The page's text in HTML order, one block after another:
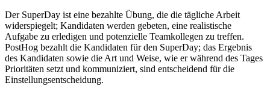
Der SuperDay ist eine bezahlte Übung, die die tägliche Arbeit
widerspiegelt; Kandidaten werden gebeten, eine realistische
Aufgabe zu erledigen und potenzielle Teamkollegen zu treffen.
PostHog bezahlt die Kandidaten für den SuperDay; das Ergebnis
des Kandidaten sowie die Art und Weise, wie er während des Tages
Prioritäten setzt und kommuniziert, sind entscheidend für die
Einstellungsentscheidung.